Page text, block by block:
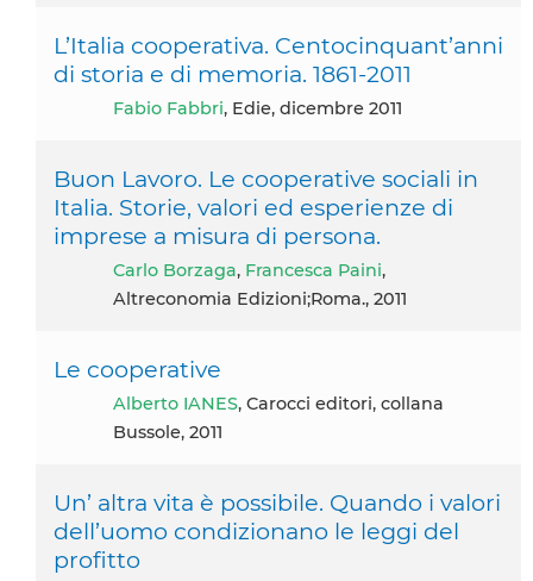
L’Italia cooperativa. Centocinquant’anni
di storia e di memoria. 1861-2011
Fabio Fabbri, Edie, dicembre 2011
Buon Lavoro. Le cooperative sociali in
Italia. Storie, valori ed esperienze di
imprese a misura di persona.
Carlo Borzaga, Francesca Paini,
Altreconomia Edizioni;Roma., 2011
Le cooperative
Alberto IANES, Carocci editori, collana
Bussole, 2011
Un’ altra vita è possibile. Quando i valori
dell’uomo condizionano le leggi del
profitto